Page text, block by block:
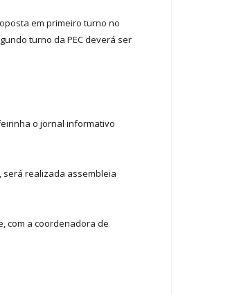
em primeiro turno no
turno da PEC deverá ser
o jornal informativo
será realizada assembleia
com a coordenadora de